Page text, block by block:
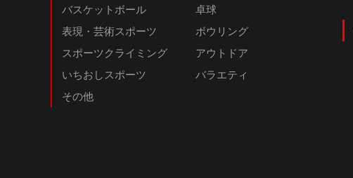
バスケットボール
卓球
表現・芸術スポーツ
ボウリング
スポーツクライミング
アウトドア
いちおしスポーツ
バラエティ
その他